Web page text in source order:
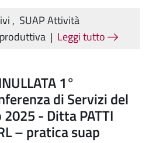
, SUAP Attività
| Leggi tutto
1°
di Servizi del
- Ditta PATTI
– pratica suap